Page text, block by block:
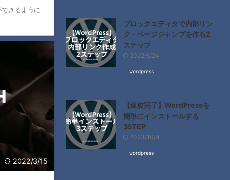
きるように
2022/3/15
ブロックエディタで内部リン
ク・ページジャンプを作る2
ステップ
2022/6/24
wordpress
【速攻完了】WordPressを
簡単にインストールする
3STEP
2023/10/4
wordpress